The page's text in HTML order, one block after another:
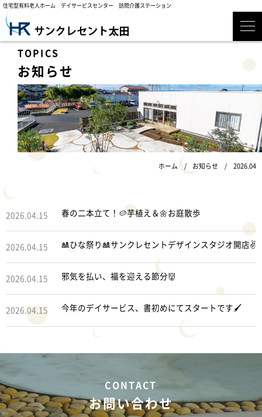
住宅型有料老人ホーム デイサービスセンター 訪問介護ステーション
お知らせ
ホーム お知らせ 2026.04
2026.04.15 春の二本立て！🥔芋植え＆🌼お庭散歩
2026.04.15 🎎ひな祭り🎎サンクレセントデザインスタジオ開店✌
2026.04.15 邪気を払い、福を迎える節分👹
2026.04.15 今年のデイサービス、書初めにてスタートです🖌
お問い合わせ